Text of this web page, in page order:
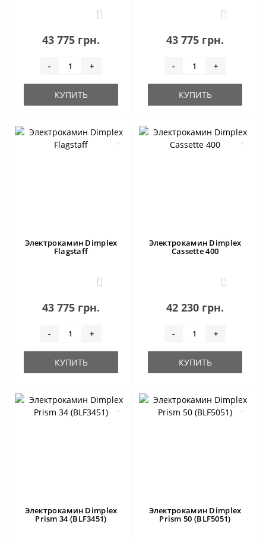
0
43 775 грн.
- +
КУПИТЬ
0
43 775 грн.
- +
КУПИТЬ
Электрокамин Dimplex
Flagstaff
0
43 775 грн.
- +
КУПИТЬ
Электрокамин Dimplex
Cassette 400
0
42 230 грн.
- +
КУПИТЬ
Электрокамин Dimplex
Prism 34 (BLF3451)
Электрокамин Dimplex
Prism 50 (BLF5051)